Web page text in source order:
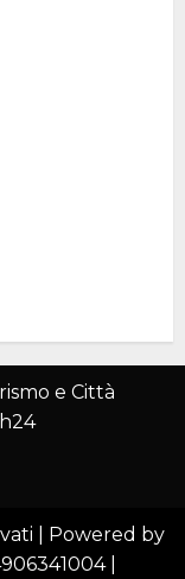
e Città
| Powered by